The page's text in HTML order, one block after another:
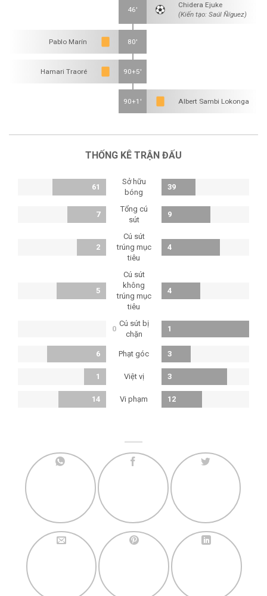
46'
Chidera Ejuke
(Kiến tạo: Saúl Ñíguez)
Pablo Marín 80'
Hamari Traoré 90+5'
90+1' Albert Sambi Lokonga
THỐNG KÊ TRẬN ĐẤU
61
Sở hữu
bóng
39
7
Tổng cú
sút
9
2
Cú sút
trúng mục
tiêu
4
5
Cú sút
không
trúng mục
tiêu
4
0
Cú sút bị
chặn
1
6 Phạt góc 3
1 Việt vị 3
14 Vi phạm 12